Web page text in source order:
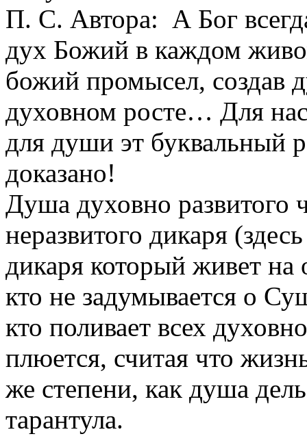
П. С. Автора: А Бог
дух Божий в каждом
божий промысел, создав
духовном росте… Для
для души эт буквальный
доказано!
Душа духовно развитого
неразвитого дикаря
дикаря который живет на
кто не задумывается о
кто поливает всех
плюется, считая что
же степени, как душа
тарантула.